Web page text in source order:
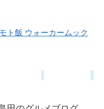
ト飯 ウォーカームック